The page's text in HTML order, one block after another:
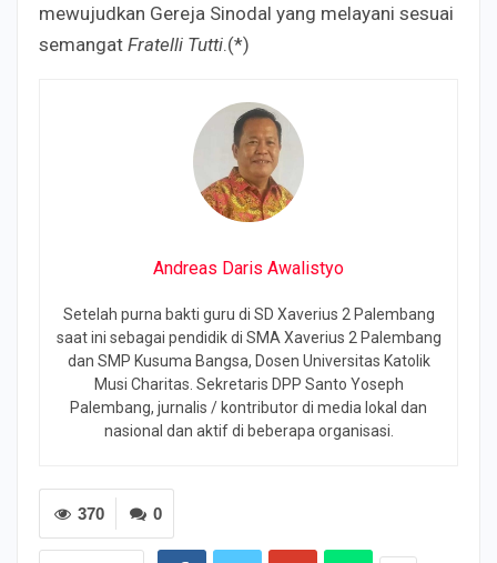
mewujudkan Gereja Sinodal yang melayani sesuai
semangat Fratelli Tutti.(*)
Andreas Daris Awalistyo
Setelah purna bakti guru di SD Xaverius 2 Palembang
saat ini sebagai pendidik di SMA Xaverius 2 Palembang
dan SMP Kusuma Bangsa, Dosen Universitas Katolik
Musi Charitas. Sekretaris DPP Santo Yoseph
Palembang, jurnalis / kontributor di media lokal dan
nasional dan aktif di beberapa organisasi.
0
370